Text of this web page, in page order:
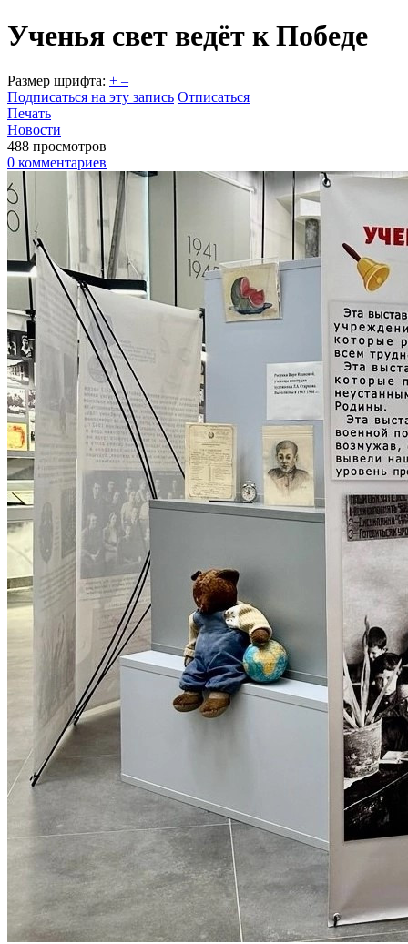
Ученья свет ведёт к Победе
Размер шрифта: + –
Подписаться на эту запись Отписаться
Печать
Новости
488 просмотров
0 комментариев